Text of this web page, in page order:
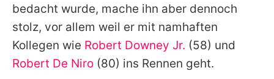
bedacht wurde, mache ihn aber dennoch
stolz, vor allem weil er mit namhaften
Kollegen wie Robert Downey Jr. (58) und
Robert De Niro (80) ins Rennen geht.